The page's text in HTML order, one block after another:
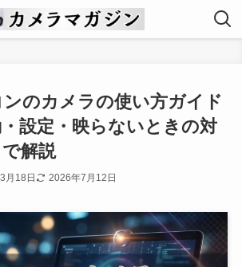
のカメラの使い方ガイド
・設定・映らないときの対
解説
月18日 2026年7月12日